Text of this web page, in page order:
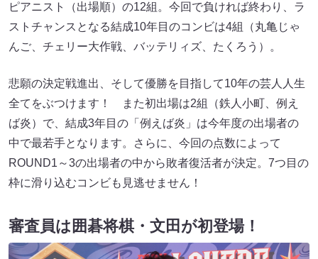
ピアニスト（出場順）の12組。今回で負ければ終わり、ラ
ストチャンスとなる結成10年目のコンビは4組（丸亀じゃ
んご、チェリー大作戦、バッテリィズ、たくろう）。
悲願の決定戦進出、そして優勝を目指して10年の芸人人生
全てをぶつけます！ また初出場は2組（鉄人小町、例え
ば炎）で、結成3年目の「例えば炎」は今年度の出場者の
中で最若手となります。さらに、今回の点数によって
ROUND1～3の出場者の中から敗者復活者が決定。7つ目の
枠に滑り込むコンビも見逃せません！
審査員は囲碁将棋・文田が初登場！